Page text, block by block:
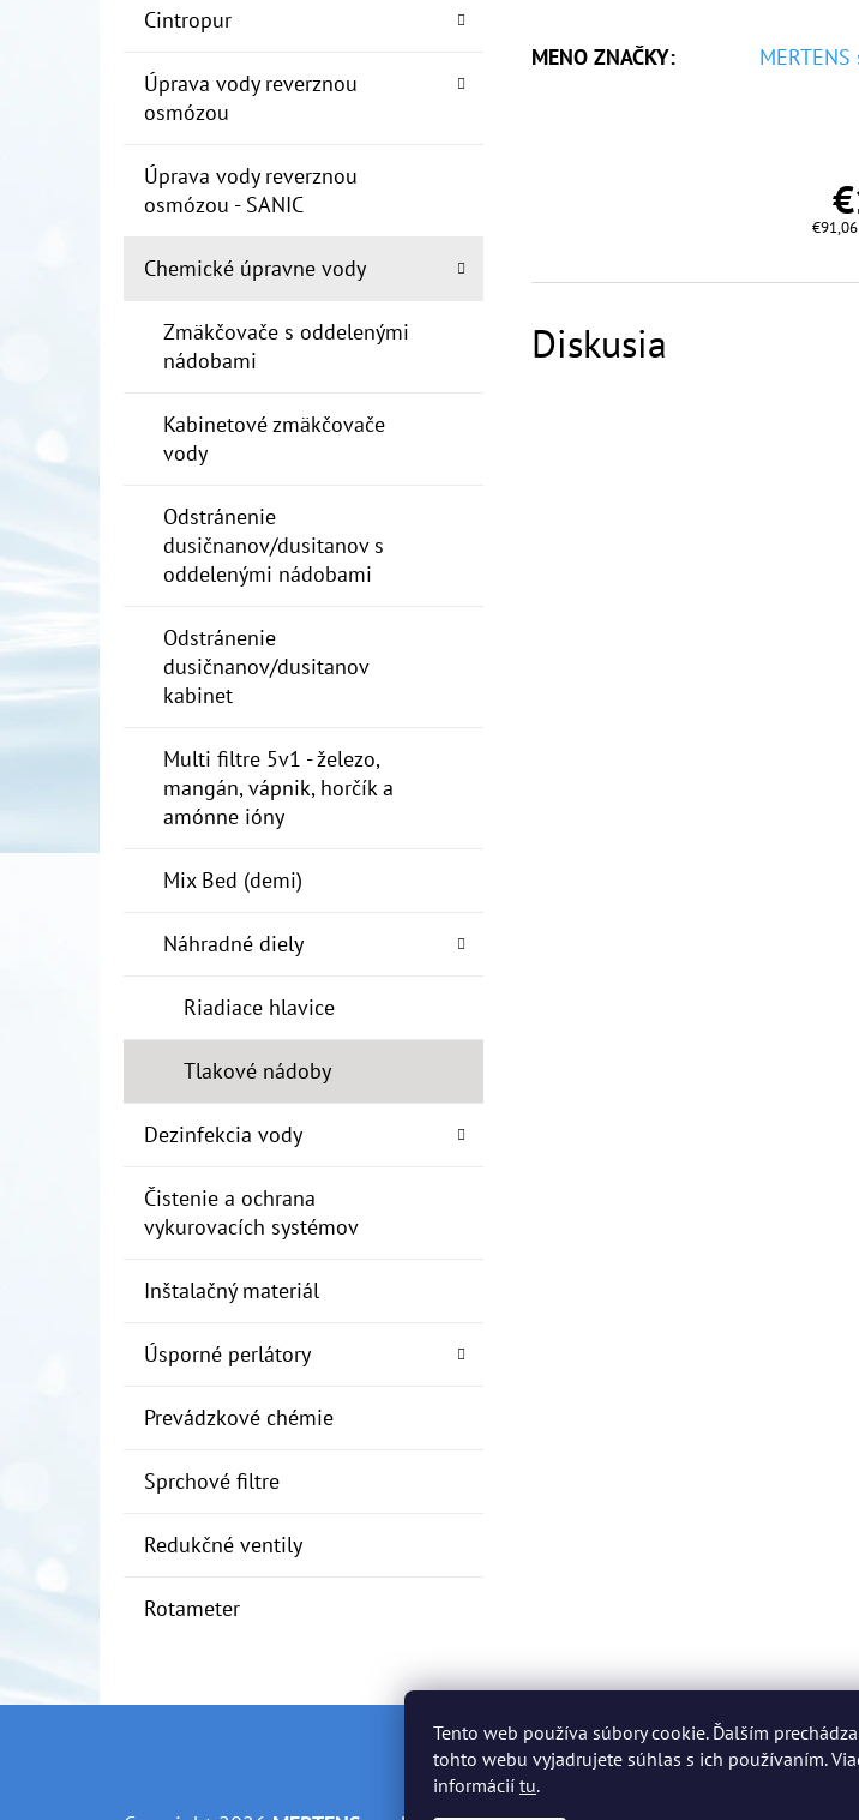
Tento web používa súbory cookie. Ďalším
tohto webu vyjadrujete súhlas s ich používaním.
informácií tu.
Cintropur
Úprava vody reverznou
osmózou
Úprava vody reverznou
osmózou - SANIC
Chemické úpravne vody
Zmäkčovače s oddelenými
nádobami
Kabinetové zmäkčovače
vody
Odstránenie
dusičnanov/dusitanov s
oddelenými nádobami
Odstránenie
dusičnanov/dusitanov
kabinet
Multi filtre 5v1 - železo,
mangán, vápnik, horčík a
amónne ióny
Mix Bed (demi)
Náhradné diely
Riadiace hlavice
Tlakové nádoby
Dezinfekcia vody
Čistenie a ochrana
vykurovacích systémov
Inštalačný materiál
Úsporné perlátory
Prevádzkové chémie
Sprchové filtre
Redukčné ventily
Rotameter
MENO ZNAČKY:
Diskusia